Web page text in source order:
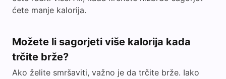
ćete manje kalorija.
Možete li sagorjeti više kalorija kada
trčite brže?
Ako želite smršaviti, važno je da trčite brže. Iako